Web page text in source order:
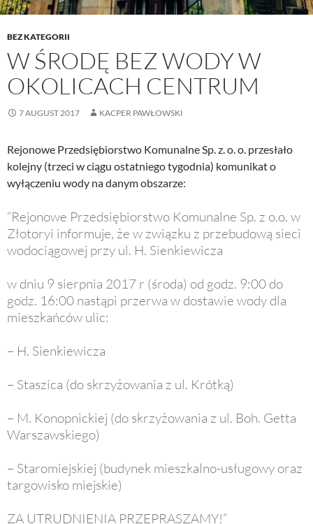
BEZ KATEGORII
W ŚRODĘ BEZ WODY W
OKOLICACH CENTRUM
7 AUGUST 2017 KACPER PAWŁOWSKI
Rejonowe Przedsiębiorstwo Komunalne Sp. z. o. o. przesłało
kolejny (trzeci w ciągu ostatniego tygodnia) komunikat o
wyłączeniu wody na danym obszarze:
“Rejonowe Przedsiębiorstwo Komunalne Sp. z o.o. w
Złotoryi informuje, że w związku z przebudową sieci
wodociągowej przy ul. H. Sienkiewicza
w dniu 9 sierpnia 2017 r (środa) od godz. 9:00 do
godz. 16:00 nastąpi przerwa w dostawie wody dla
mieszkańców ulic:
– H. Sienkiewicza
– Staszica (do skrzyżowania z ul. Krótką)
– M. Konopnickiej (do skrzyżowania z ul. Boh. Getta
Warszawskiego)
– Staromiejskiej (budynek mieszkalno-usługowy oraz
targowisko miejskie)
ZA UTRUDNIENIA PRZEPRASZAMY!”